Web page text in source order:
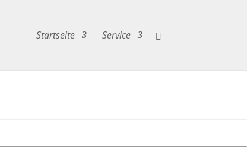
Startseite Service